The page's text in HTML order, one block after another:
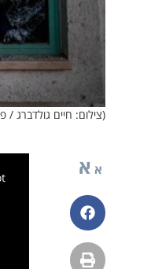
(צילום: חיים גולדברג /
א א
פייסבוק
הדפסה